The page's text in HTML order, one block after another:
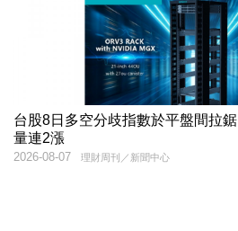
台股8日多空分歧指數於平盤間拉鋸 光寶科遭列注意股仍帶
量連2漲
理財周刊／新聞中心
2026-08-07